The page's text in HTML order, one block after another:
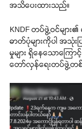
အသိပေးထားသည်။
KNDF တပ်ဖွဲ့ဝင်များ၏
ဓာတ်ပုံများကိုပါ အသုံ
မှုများ ရှိနေသောကြ
တော်လှန်ရေးတပ်ဖွဲ့တ